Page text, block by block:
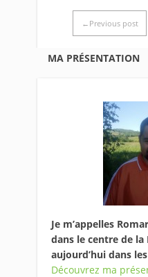
←Previous post
MA PRÉSENTATION
Je m’appelles
dans le centre de la
aujourd’hui dans
Découvrez ma